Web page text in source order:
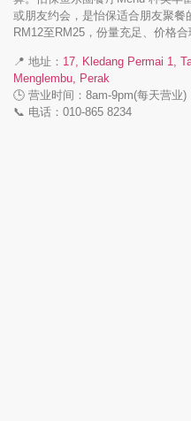
或朋友约会，是怡保适合朋友聚
RM12至RM25，份量充足、价格合
📍 地址： 17, Kledang Permai 1,
Menglembu, Perak
🕒 营业时间：8am-9pm(每天营业)
📞 电话：010-865 8234